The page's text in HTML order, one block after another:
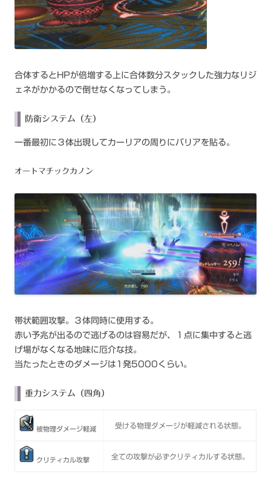
合体するとHPが倍増する上に合体数分スタックした強力なリジ
ェネがかかるので倒せなくなってしまう。
防衛システム（左）
一番最初に３体出現してカーリアの周りにバリアを貼る。
オートマチックカノン
帯状範囲攻撃。３体同時に使用する。
赤い予兆が出るので逃げるのは容易だが、１点に集中すると逃
げ場がなくなる地味に厄介な技。
当たったときのダメージは1発5000くらい。
重力システム（四角）
被物理ダメージ軽減 受ける物理ダメージが軽減される状態。
クリティカル攻撃 全ての攻撃が必ずクリティカルする状態。